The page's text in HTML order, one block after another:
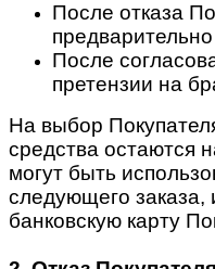
После отказа
После
претензии на
На выбор
средства остаются
могут быть
следующего
банковскую карту